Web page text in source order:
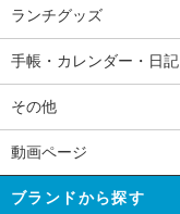
ランチグッズ
手帳・カレンダー・日記
その他
動画ページ
ブランドから探す